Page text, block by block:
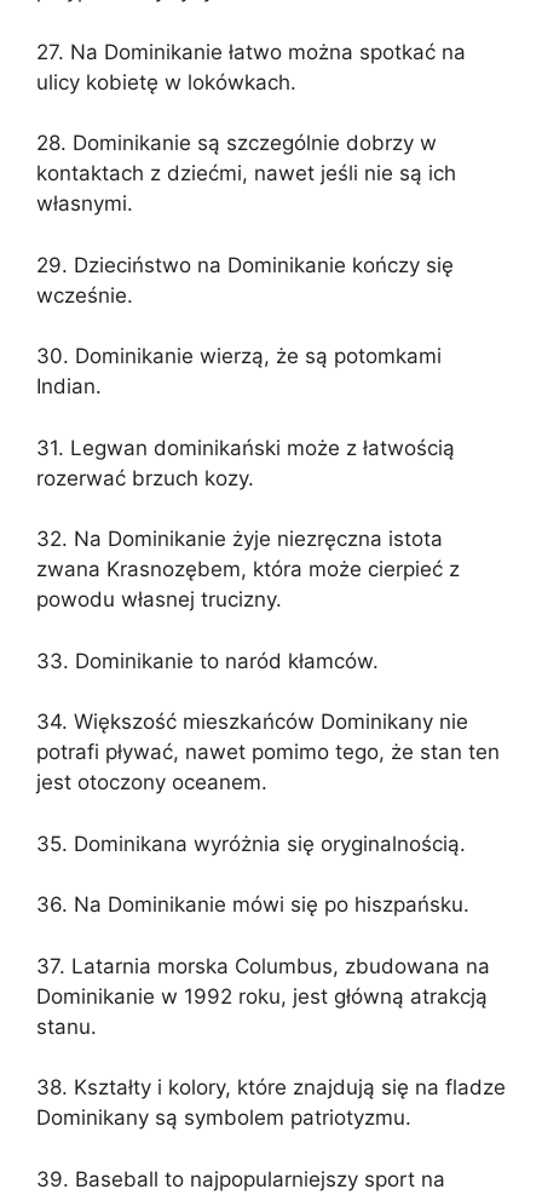
27. Na Dominikanie łatwo można spotkać na
ulicy kobietę w lokówkach.
28. Dominikanie są szczególnie dobrzy w
kontaktach z dziećmi, nawet jeśli nie są ich
własnymi.
29. Dzieciństwo na Dominikanie kończy się
wcześnie.
30. Dominikanie wierzą, że są potomkami
Indian.
31. Legwan dominikański może z łatwością
rozerwać brzuch kozy.
32. Na Dominikanie żyje niezręczna istota
zwana Krasnozębem, która może cierpieć z
powodu własnej trucizny.
33. Dominikanie to naród kłamców.
34. Większość mieszkańców Dominikany nie
potrafi pływać, nawet pomimo tego, że stan ten
jest otoczony oceanem.
35. Dominikana wyróżnia się oryginalnością.
36. Na Dominikanie mówi się po hiszpańsku.
37. Latarnia morska Columbus, zbudowana na
Dominikanie w 1992 roku, jest główną atrakcją
stanu.
38. Kształty i kolory, które znajdują się na fladze
Dominikany są symbolem patriotyzmu.
39. Baseball to najpopularniejszy sport na